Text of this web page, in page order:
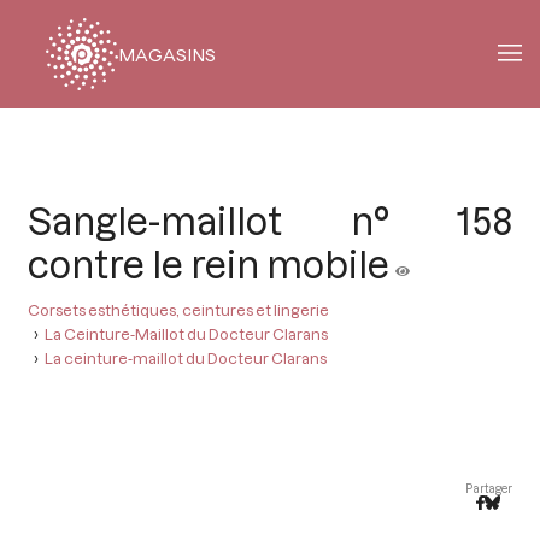
MAGASINS
Sangle-maillot n° 158
contre le rein mobile
Corsets esthétiques, ceintures et lingerie
La Ceinture-Maillot du Docteur Clarans
La ceinture-maillot du Docteur Clarans
Partager